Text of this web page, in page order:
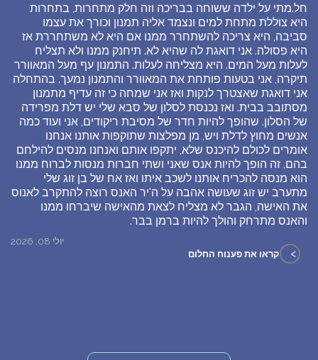
חל.מתי על ילדה ששוחה בבריכה וזה חלק מתחרות, בתחרות
היא צוללת מתחת למים ונצמד אליה תמנון וכורך את עצמו
סביבה, היא צריכה להשתחרר ממנו אם היא לא משתחררת אז
היא פסולה. אני דואגת לה שהיא לא. תיחנק ממנו ולא תצליח
לעלות מעל המים. היא מצליחה לעלות. התמנון עף מעל המאוורר
תיקרה, אני בטעות פותחת את המאוורר והתמנון נמעך. בהתחלה
אני דואגת שאצטרך לנקות ואז אני שמחה כי זה עדיף מתמנון
מסתובב בבית. ואז נכנסת לסלון של סבא שלי יש דלת מפרידה
של הסלון. שהופך להיות חדר של מסיבת ריקודים, אני ועוד כמה
אנשים מחוץ לדלת ויש, מן מפלצות שתוקפות אותנו אנחנו
אומרים לכולם להיכנס שלא, יתקפו אותם ואנחנו מנסים להילחם
בהם, זה הופך להיות אנס שאני ושתי חברות מנסות לברוח ממנו
הוא מנסה להכריח אותנו לשכב איתו ואז אח של בן זוג שלי
מתערב יש זוג שעושה אהבה על ה'יר האנס רוצה להתקרב לאנוס
את האישה, הגבר לא מצליח לצאת מהאישה שיברחו ממנו
והאנס מתרחק והולך להיות ברמן בבר.
יולי 08, 2026
> קראו את פענוח החלום